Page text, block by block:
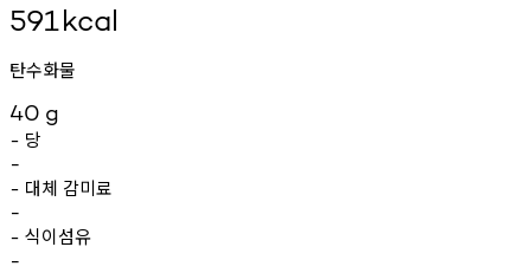
591kcal
탄수화물
40 g
- 당
-
- 대체 감미료
-
- 식이섬유
-